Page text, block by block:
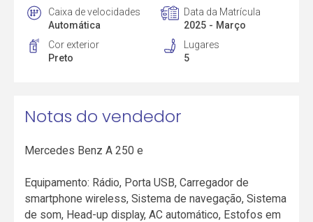
Caixa de velocidades
Automática
Data da Matrícula
2025 - Março
Cor exterior
Preto
Lugares
5
Notas do vendedor
Mercedes Benz A 250 e
Equipamento: Rádio, Porta USB, Carregador de
smartphone wireless, Sistema de navegação, Sistema
de som, Head-up display, AC automático, Estofos em